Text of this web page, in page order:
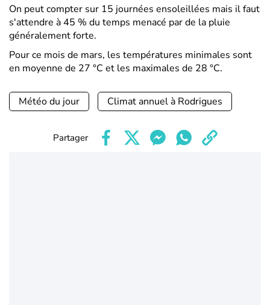
On peut compter sur 15 journées ensoleillées mais il faut
s'attendre à 45 % du temps menacé par de la pluie
généralement forte.
Pour ce mois de mars, les températures minimales sont
en moyenne de 27 °C et les maximales de 28 °C.
Météo du jour Climat annuel à Rodrigues
Partager